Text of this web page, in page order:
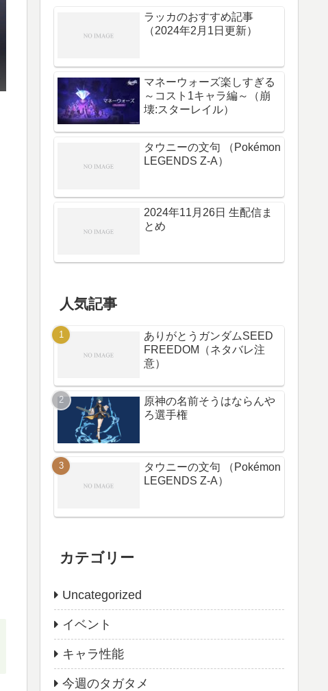
ラッカのおすすめ記事
（2024年2月1日更新）
マネーウォーズ楽しすぎる
～コスト1キャラ編～（崩
壊:スターレイル）
タウニーの文句 （Pokémon
LEGENDS Z-A）
2024年11月26日 生配信ま
とめ
人気記事
ありがとうガンダムSEED
FREEDOM（ネタバレ注
意）
原神の名前そうはならんや
ろ選手権
タウニーの文句 （Pokémon
LEGENDS Z-A）
カテゴリー
Uncategorized
イベント
キャラ性能
今週のタガタメ